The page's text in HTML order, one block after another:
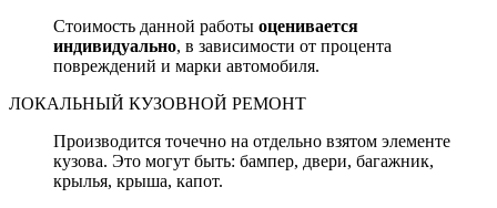
Стоимость данной работы оценивается
индивидуально, в зависимости от процента
повреждений и марки автомобиля.
ЛОКАЛЬНЫЙ КУЗОВНОЙ РЕМОНТ
Производится точечно на отдельно взятом элементе
кузова. Это могут быть: бампер, двери, багажник,
крылья, крыша, капот.